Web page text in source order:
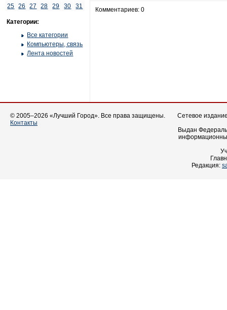
25
26 27 28 29 30 31
Категории:
Все категории
Компьютеры, связь
Лента новостей
Комментариев: 0
© 2005–2026 «Лучший Город». Все права защищены.
Контакты
Сетевое
Выдан
Редакция: